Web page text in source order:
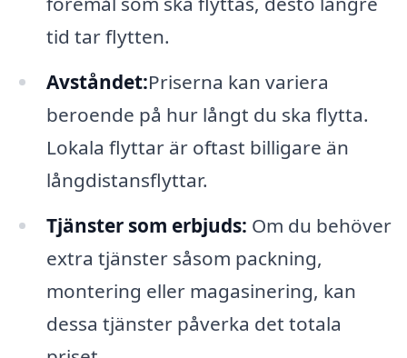
tid tar flytten.
Avståndet:Priserna kan variera
beroende på hur långt du ska flytta.
Lokala flyttar är oftast billigare än
långdistansflyttar.
Tjänster som erbjuds: Om du behöver
extra tjänster såsom packning,
montering eller magasinering, kan
dessa tjänster påverka det totala